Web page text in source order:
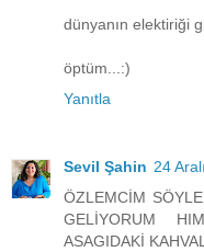
dünyanın elektiriği
öptüm...:)
Yanıtla
Sevil Şahin 24
ÖZLEMCİM
GELİYORUM
ASAGIDAKİ